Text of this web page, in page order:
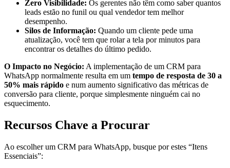
Zero Visibilidade: Os gerentes não têm como saber quantos
leads estão no funil ou qual vendedor tem melhor
desempenho.
Silos de Informação: Quando um cliente pede uma
atualização, você tem que rolar a tela por minutos para
encontrar os detalhes do último pedido.
O Impacto no Negócio: A implementação de um CRM para
WhatsApp normalmente resulta em um tempo de resposta de 30 a
50% mais rápido e num aumento significativo das métricas de
conversão para cliente, porque simplesmente ninguém cai no
esquecimento.
Recursos Chave a Procurar
Ao escolher um CRM para WhatsApp, busque por estes “Itens
Essenciais”: